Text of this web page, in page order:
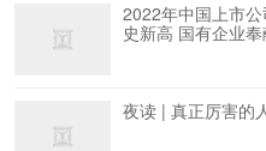
2022年中国上市
史新高 国有企业
夜读 | 真正厉害的